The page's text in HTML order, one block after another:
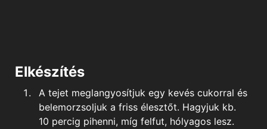
Elkészítés
A tejet meglangyosítjuk egy kevés cukorral és
belemorzsoljuk a friss élesztőt. Hagyjuk kb.
10 percig pihenni, míg felfut, hólyagos lesz.